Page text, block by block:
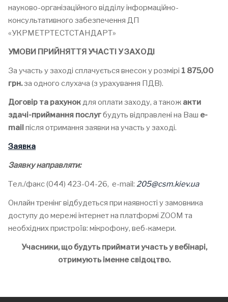
науково-організаційного відділу інформаційно-
консультативного забезпечення ДП
«УКРМЕТРТЕСТСТАНДАРТ»
УМОВИ ПРИЙНЯТТЯ УЧАСТІ У ЗАХОДІ
За участь у заході сплачується внесок у розмірі 1 875,00
грн.за одного слухача (з урахування ПДВ).
Договір та рахунокдля оплати заходу, а також акти
здачі-приймання послугбудуть відправлені на Ваш е-
mailпісля отримання заявки на участь у заході.
Заявка
Заявку направляти:
Тел./факс (044) 423-04-26, e-mail: 205@csm.kiev.ua
Онлайн тренінг відбудеться при наявності у замовника
доступу до мережі інтернет на платформі ZOOM та
необхідних пристроїв: мікрофону, веб-камери.
Учасники, що будуть приймати участь у вебінарі,
отримують іменне свідоцтво.